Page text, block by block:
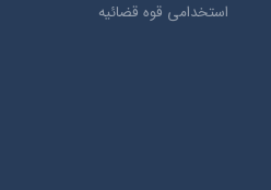
استخدامی قوه قضائیه